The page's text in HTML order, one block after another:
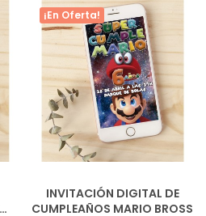
¡En Oferta!
INVITACIÓN DIGITAL DE
CUMPLEAÑOS MARIO BROSS